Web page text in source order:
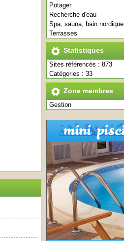
Potager
Recherche d'eau
Spa, sauna, bain nordique
Terrasses
Statistiques
Sites référencés : 873
Catégories : 33
Zone membres
Gestion